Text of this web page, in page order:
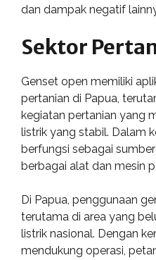
dan dampak negatif
Sektor
Genset open memiliki
pertanian di Papua,
kegiatan pertanian yang
listrik yang stabil. Dalam
berfungsi sebagai
berbagai alat dan mesin
Di Papua, penggunaan
terutama di area yang
listrik nasional. Dengan
mendukung operasi,